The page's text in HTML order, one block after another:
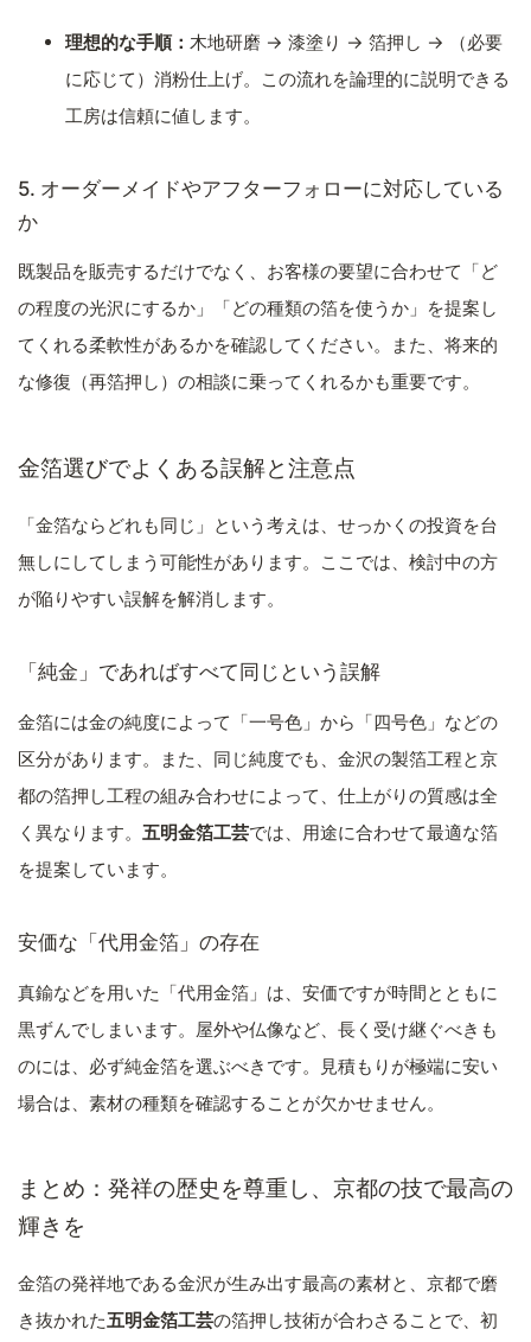
理想的な手順： 木地研磨 → 漆塗り → 箔押し → （必要
に応じて）消粉仕上げ。この流れを論理的に説明できる
工房は信頼に値します。
5. オーダーメイドやアフターフォローに対応している
か
既製品を販売するだけでなく、お客様の要望に合わせて「ど
の程度の光沢にするか」「どの種類の箔を使うか」を提案し
てくれる柔軟性があるかを確認してください。また、将来的
な修復（再箔押し）の相談に乗ってくれるかも重要です。
金箔選びでよくある誤解と注意点
「金箔ならどれも同じ」という考えは、せっかくの投資を台
無しにしてしまう可能性があります。ここでは、検討中の方
が陥りやすい誤解を解消します。
「純金」であればすべて同じという誤解
金箔には金の純度によって「一号色」から「四号色」などの
区分があります。また、同じ純度でも、金沢の製箔工程と京
都の箔押し工程の組み合わせによって、仕上がりの質感は全
く異なります。 五明金箔工芸では、用途に合わせて最適な箔
を提案しています。
安価な「代用金箔」の存在
真鍮などを用いた「代用金箔」は、安価ですが時間とともに
黒ずんでしまいます。屋外や仏像など、長く受け継ぐべきも
のには、必ず純金箔を選ぶべきです。見積もりが極端に安い
場合は、素材の種類を確認することが欠かせません。
まとめ：発祥の歴史を尊重し、京都の技で最高の
輝きを
金箔の発祥地である金沢が生み出す最高の素材と、京都で磨
き抜かれた五明金箔工芸の箔押し技術が合わさることで、初